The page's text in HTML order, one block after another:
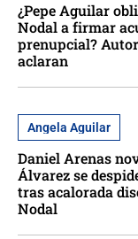
¿Pepe Aguilar
Nodal a firmar
prenupcial?
aclaran
Angela Aguilar
Daniel Arenas
Álvarez se
tras acalorada
Nodal